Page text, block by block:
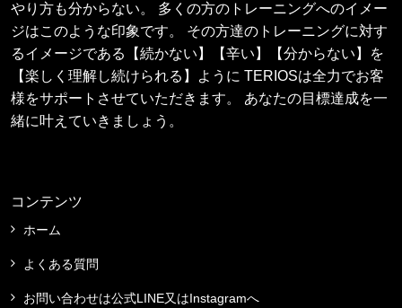
やり方も分からない。 多くの方のトレーニングへのイメー
ジはこのような印象です。 その方達のトレーニングに対す
るイメージである【続かない】【辛い】【分からない】を
【楽しく理解し続けられる】ように TERIOSは全力でお客
様をサポートさせていただきます。 あなたの目標達成を一
緒に叶えていきましょう。
コンテンツ
ホーム
よくある質問
お問い合わせは公式LINE又はInstagramへ